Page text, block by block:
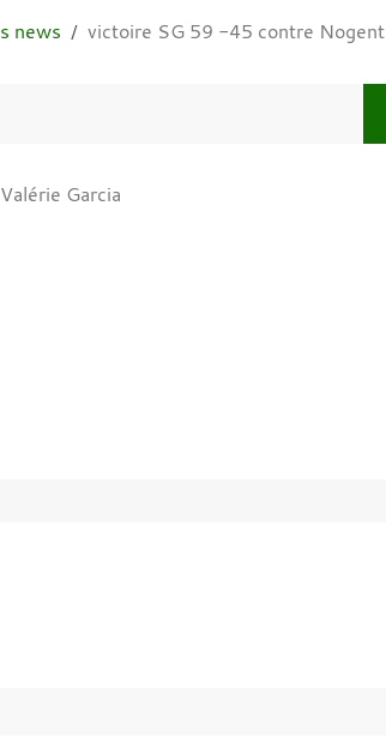
news victoire SG 59 -45 contre Nogent
Garcia